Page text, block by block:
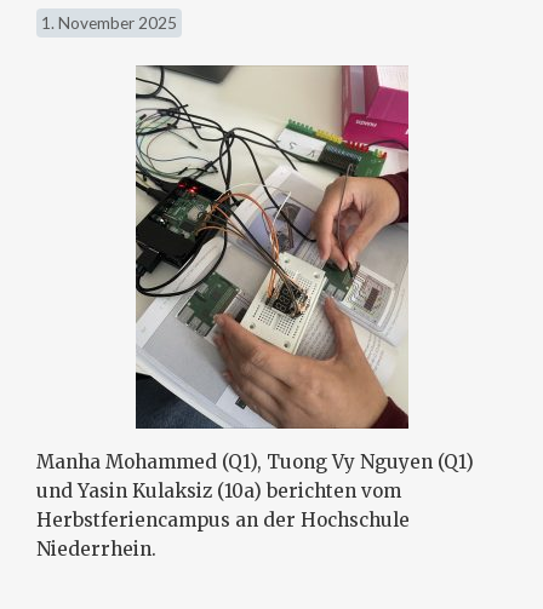
1. November 2025
Manha Mohammed (Q1), Tuong Vy Nguyen (Q1)
und Yasin Kulaksiz (10a) berichten vom
Herbstferiencampus an der Hochschule
Niederrhein.